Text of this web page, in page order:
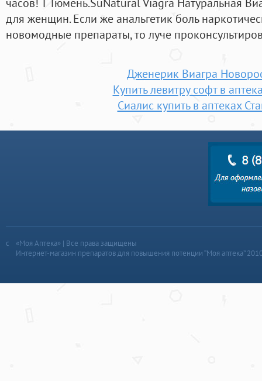
для женщин. Если же анальгетик боль
новомодные препараты, то луче
Дженерик Виагра
Купить левитру софт в
Сиалис купить в аптеках
«Моя Аптека» | Все права защищены
Интернет-магазин препаратов для повышения потенции “Моя аптека”